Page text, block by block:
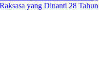
yang Dinanti 28 Tahun